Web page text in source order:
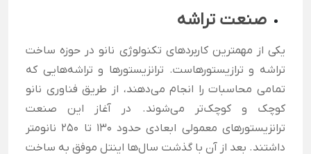
صنعت تراشه
یکی از مهمترین کاربرد‌های تکنولوژی نانو در حوزه ساخت
تراشه و ترازیستورهاست. ترانزیستور‌ها و تراشه‌هایی که
تمامی محاسبات را انجام می‌دهند، از طریق فناوری نانو
کوچک و کوچک‌تر می‌شوند. در آغاز این صنعت
ترانزیستورهای معمولی ابعادی حدود 130 تا 250 نانومتر
داشتند. بعد از آن با گذشت سال‌ها اینتل موفق به ساخت